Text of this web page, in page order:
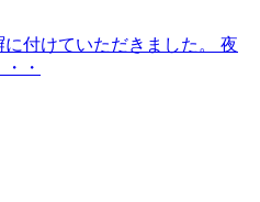
付けていただきました。 夜
・